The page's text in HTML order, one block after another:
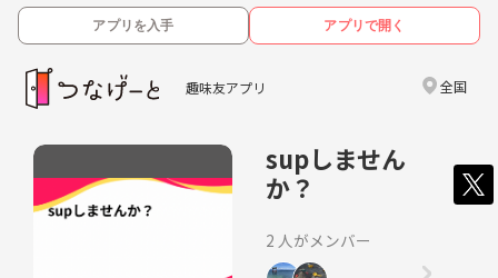
アプリを入手 アプリで開く
趣味友アプリ 全国
supしません
か？
2 人がメンバー